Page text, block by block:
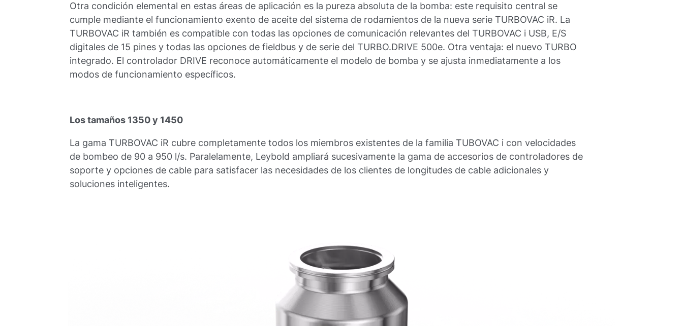
Otra condición elemental en estas áreas de aplicación es la pureza absoluta de la bomba: este requisito central se
cumple mediante el funcionamiento exento de aceite del sistema de rodamientos de la nueva serie TURBOVAC iR. La
TURBOVAC iR también es compatible con todas las opciones de comunicación relevantes del TURBOVAC i USB, E/S
digitales de 15 pines y todas las opciones de fieldbus y de serie del TURBO.DRIVE 500e. Otra ventaja: el nuevo TURBO
integrado. El controlador DRIVE reconoce automáticamente el modelo de bomba y se ajusta inmediatamente a los
modos de funcionamiento específicos.
Los tamaños 1350 y 1450
La gama TURBOVAC iR cubre completamente todos los miembros existentes de la familia TUBOVAC i con velocidades
de bombeo de 90 a 950 l/s. Paralelamente, Leybold ampliará sucesivamente la gama de accesorios de controladores de
soporte y opciones de cable para satisfacer las necesidades de los clientes de longitudes de cable adicionales y
soluciones inteligentes.